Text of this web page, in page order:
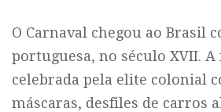
O Carnaval chegou ao Brasil
portuguesa, no século XVII. A
celebrada pela elite colonial
máscaras, desfiles de carros